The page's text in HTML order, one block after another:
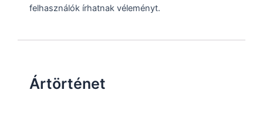
felhasználók írhatnak véleményt.
Ártörténet